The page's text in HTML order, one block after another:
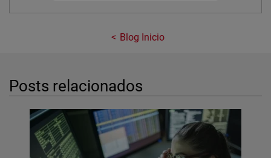
Blog Inicio
Posts relacionados